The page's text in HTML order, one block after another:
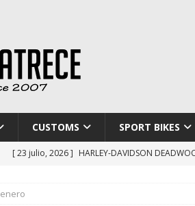
CUSTOMS SPORT BIKES
[ 23 julio, 2026 ] HARLEY-DAVIDSON
[ 9 julio, 2026 ]
enero